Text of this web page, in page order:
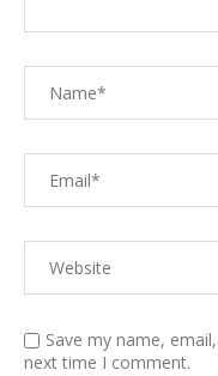
Save my name,
next time I comment.